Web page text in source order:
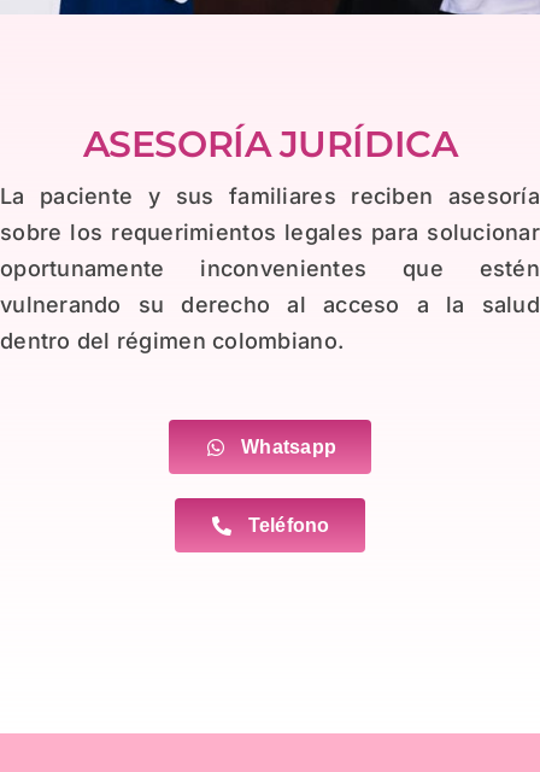
ASESORÍA JURÍDICA
La paciente y sus familiares reciben asesoría
sobre los requerimientos legales para solucionar
oportunamente inconvenientes que estén
vulnerando su derecho al acceso a la salud
dentro del régimen colombiano.
Whatsapp
Teléfono